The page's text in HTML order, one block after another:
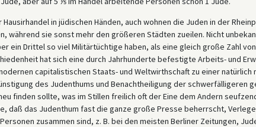
in jüdischen Händen, auch wohnen die Juden in der
während sie sonst mehr den größeren Städten zueilen. Nicht
ein Drittel so viel Militärtüchtige haben, als eine gleich große Zahl
hat sich eine durch Jahrhunderte befestigte Arbeits- und
capitalistischen Staats- und Weltwirthschaft zu einer natürlich
des Judenthums und Benachtheiligung der schwerfälligeren
finden sollte, was im Stillen freilich oft der Eine dem Andern
daß das Judenthum fast die ganze große Presse beherrscht,
zusammen sind, z. B. bei den meisten Berliner Zeitungen,